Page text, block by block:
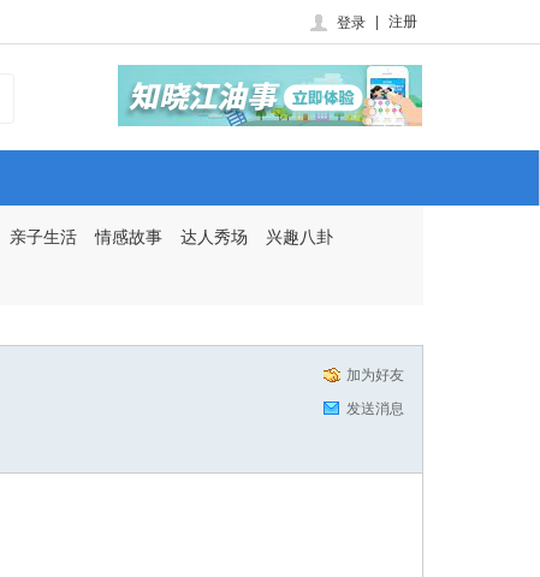
登录 注册
亲子生活 情感故事 达人秀场 兴趣八卦
加为好友
发送消息